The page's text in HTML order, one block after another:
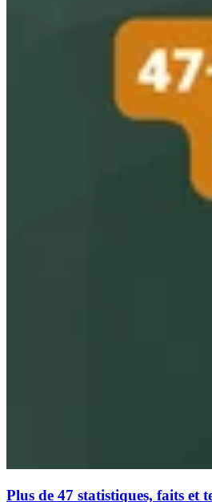
Plus de 47 statistiques, faits et